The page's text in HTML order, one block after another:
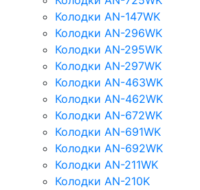
Колодки AN-147WK
Колодки AN-296WK
Колодки AN-295WK
Колодки AN-297WK
Колодки AN-463WK
Колодки AN-462WK
Колодки AN-672WK
Колодки AN-691WK
Колодки AN-692WK
Колодки AN-211WK
Колодки AN-210K